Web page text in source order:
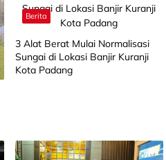
Berita
3 Alat Berat Mulai Normalisasi
Sungai di Lokasi Banjir Kuranji
Kota Padang